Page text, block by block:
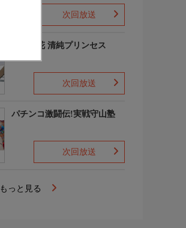
次回放送
吉田優花 清純プリンセス
次回放送
パチンコ激闘伝!実戦守山塾
次回放送
もっと見る